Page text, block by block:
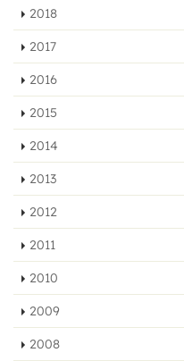
2018
2017
2016
2015
2014
2013
2012
2011
2010
2009
2008